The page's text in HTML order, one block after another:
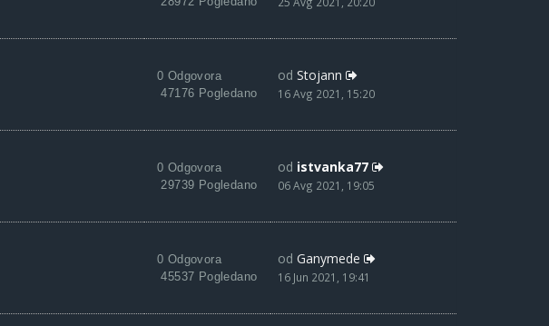
0 Odgovora
47176 Pogledano
od Stojann
16 Avg 2021, 15:20
0 Odgovora
29739 Pogledano
od istvanka77
06 Avg 2021, 19:05
0 Odgovora
45537 Pogledano
od Ganymede
16 Jun 2021, 19:41